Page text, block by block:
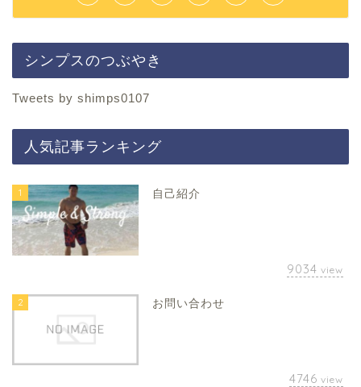
シンプスのつぶやき
Tweets by shimps0107
人気記事ランキング
1 自己紹介
9034 view
2 お問い合わせ
4746 view